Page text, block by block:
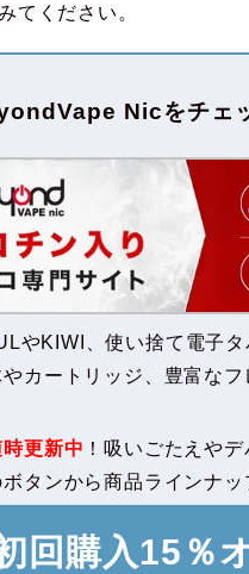
てください。
Nicをチェ
やKIWI、使い捨て電子
カートリッジ、豊富な
更新中 ！吸いごたえや
タンから商品ラインナ
回購入15％